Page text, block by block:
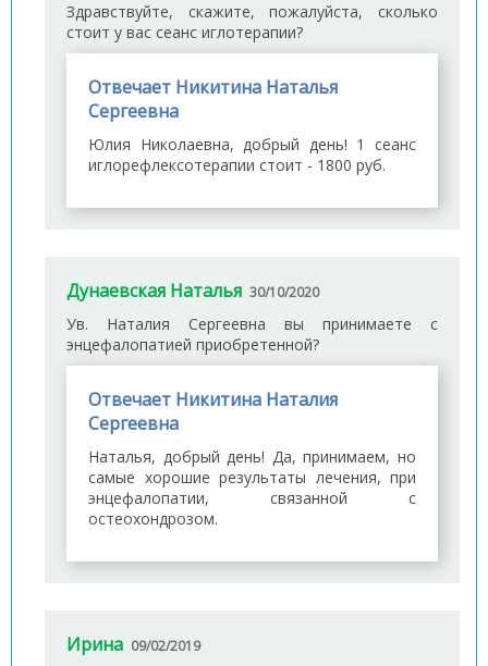
Здравствуйте, скажите, пожалуйста, сколько
стоит у вас сеанс иглотерапии?
Отвечает Никитина Наталья
Сергеевна
Юлия Николаевна, добрый день! 1 сеанс
иглорефлексотерапии стоит - 1800 руб.
Дунаевская Наталья 30/10/2020
Ув. Наталия Сергеевна вы принимаете с
энцефалопатией приобретенной?
Отвечает Никитина Наталия
Сергеевна
Наталья, добрый день! Да, принимаем, но
самые хорошие результаты лечения, при
энцефалопатии, связанной с
остеохондрозом.
Ирина 09/02/2019